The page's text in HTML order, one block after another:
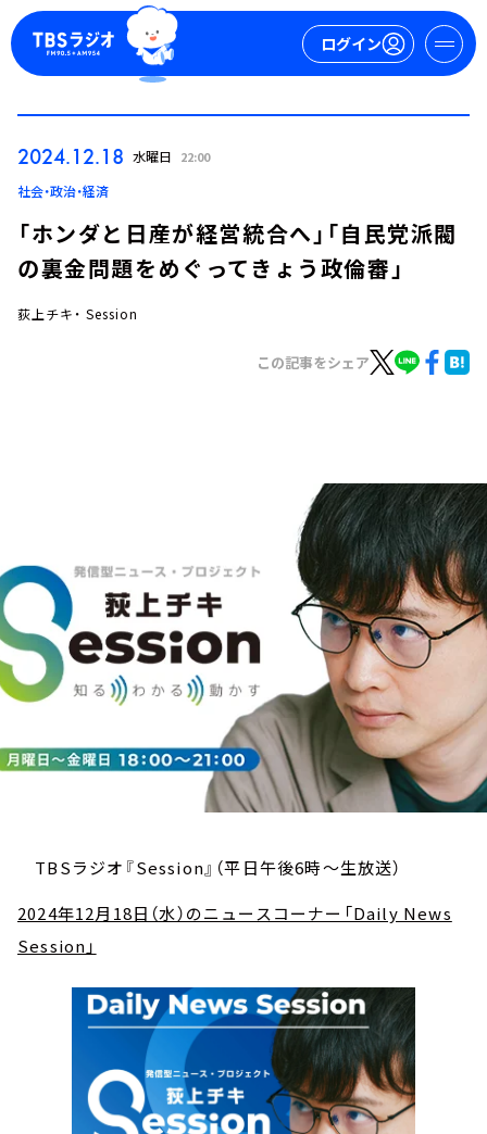
ログイン
会社情報
2024.12.18 水曜日 22:00
社会・政治・経済
「ホンダと日産が経営統合へ」「自民党派閥
の裏金問題をめぐってきょう政倫審」
荻上チキ・ Session
この記事をシェア
TBSラジオ『Session』（平日午後6時～生放送）
2024年12月18日（水）のニュースコーナー「Daily News
Session」